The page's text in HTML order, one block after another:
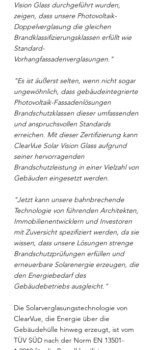
Vision Glass durchgeführt wurden,
zeigen, dass unsere Photovoltaik-
Doppelverglasung die gleichen
Brandklassifizierungsklassen erfüllt wie
Standard-
Vorhangfassadenverglasungen."
"Es ist äußerst selten, wenn nicht sogar
ungewöhnlich, dass gebäudeintegrierte
Photovoltaik-Fassadenlösungen
Brandschutzklassen dieser umfassenden
und anspruchsvollen Standards
erreichen. Mit dieser Zertifizierung kann
ClearVue Solar Vision Glass aufgrund
seiner hervorragenden
Brandschutzleistung in einer Vielzahl von
Gebäuden eingesetzt werden.
"Jetzt kann unsere bahnbrechende
Technologie von führenden Architekten,
Immobilienentwicklern und Investoren
mit Zuversicht spezifiziert werden, da sie
wissen, dass unsere Lösungen strenge
Brandschutzprüfungen erfüllen und
erneuerbare Solarenergie erzeugen, die
den Energiebedarf des
Gebäudebetriebs ausgleicht."
Die Solarverglasungstechnologie von
ClearVue, die Energie über die
Gebäudehülle hinweg erzeugt, ist vom
TÜV SÜD nach der Norm EN 13501-